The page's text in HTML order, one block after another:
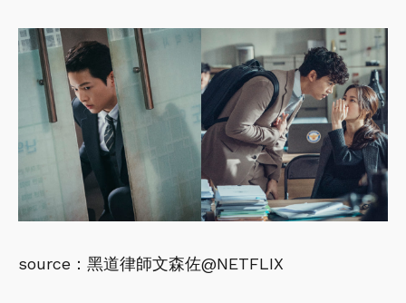
source：黑道律師文森佐@NETFLIX